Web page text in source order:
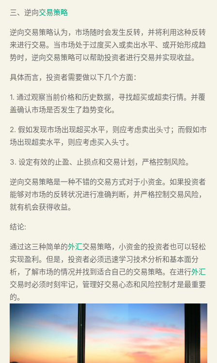
三、逆向交易策略
逆向交易策略认为，市场随时会发生反转，并将利用这种反转
来进行交易。当市场处于过度买入或卖出水平、或开始形成趋
势时，逆向交易策略可以帮助投资者进行交易并实现收益。
具体而言，投资者需要做以下几个方面：
1. 通过观察当前价格和历史数据，寻找超买或超卖行情。并覆
盖确认市场是否发生了趋势变化。
2. 假如发现市场出现超买水平，则应考虑卖出头寸；而假如市
场出现超卖水平，则应考虑买入头寸。
3. 设定有效的止盈、止损点和交易计划，严格控制风险。
逆向交易策略是一种不错的交易方式对于小资金。如果投资者
能够对市场的反转状况进行准确判断，并严格控制交易风险，
就有机会获得收益。
结论:
通过这三种简单的外汇交易策略，小资金的投资者也可以轻松
实现盈利。但是，投资者必须迅速学习技术分析和基本面分
析，了解市场的情况并找到适合自己的交易策略。在进行外汇
交易时必须时刻牢记，管理好交易心态和风险控制才是最重要
的。